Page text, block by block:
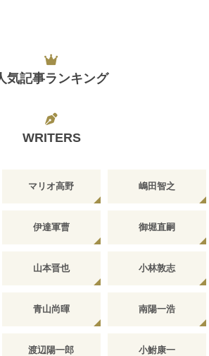
気記事ランキング
WRITERS
マリオ高野 嶋田智之
伊達軍曹 御堀直嗣
山本晋也 小林敦志
青山尚暉 南陽一浩
渡辺陽一郎 小鮒康一